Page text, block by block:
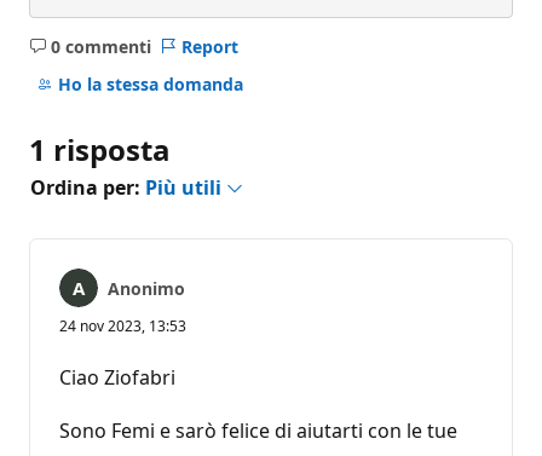
0 commenti
Nessun
commento
Report
Ho la stessa domanda
1 risposta
Ordina per: Più utili
Anonimo
24 nov 2023, 13:53
Ciao Ziofabri
Sono Femi e sarò felice di aiutarti con le tue